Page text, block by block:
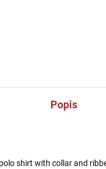
Popis
shirt with collar and